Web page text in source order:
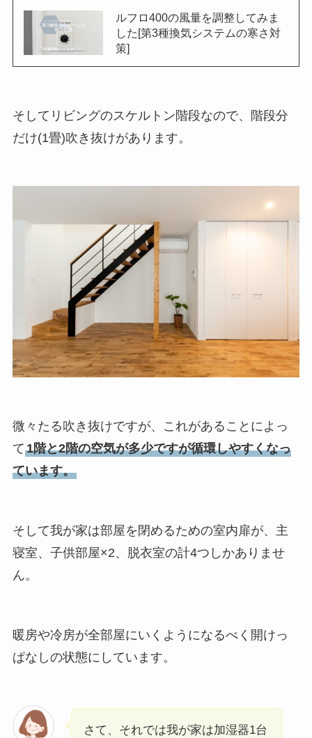
ルフロ400の風量を調整してみま
した[第3種換気システムの寒さ対
策]
そしてリビングのスケルトン階段なので、階段分
だけ(1畳)吹き抜けがあります。
微々たる吹き抜けですが、これがあることによっ
て1階と2階の空気が多少ですが循環しやすくなっ
ています。
そして我が家は部屋を閉めるための室内扉が、主
寝室、子供部屋×2、脱衣室の計4つしかありませ
ん。
暖房や冷房が全部屋にいくようになるべく開けっ
ぱなしの状態にしています。
さて、それでは我が家は加湿器1台